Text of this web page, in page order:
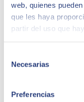
web, quienes
que les haya
partir del uso que
Necesarias
Preferencias
“Trabajar con
visibilidad de
Casos de éxito